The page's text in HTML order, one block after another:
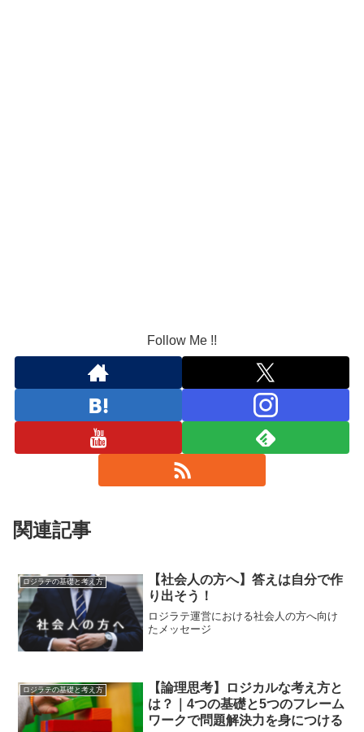
Follow Me !!
関連記事
ロジラテの基礎と考え方
【社会人の方へ】答えは自分で作
り出そう！
ロジラテ運営における社会人の方へ向け
たメッセージ
ロジラテの基礎と考え方
【論理思考】ロジカルな考え方と
は？｜4つの基礎と5つのフレーム
ワークで問題解決力を身につける